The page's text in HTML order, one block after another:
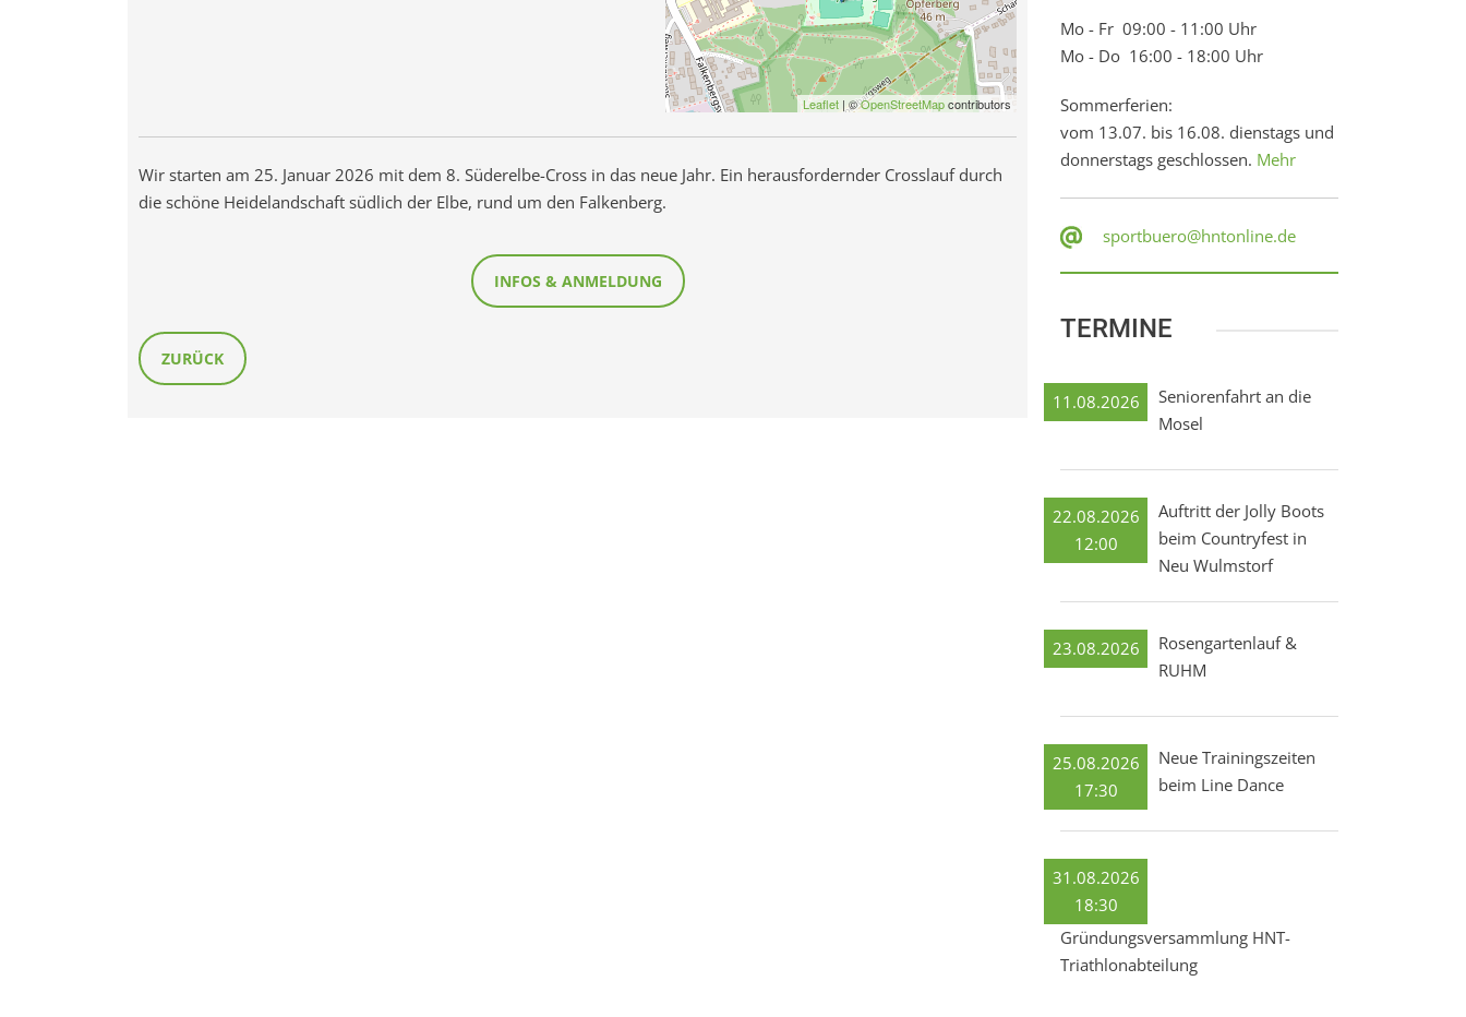
Leaflet | ©OpenStreetMapcontributors
Wir starten am 25. Januar 2026 mit dem 8. Süderelbe-Cross in das neue Jahr. Ein herausfordernder Crosslauf durch
die schöne Heidelandschaft südlich der Elbe, rund um den Falkenberg.
INFOS & ANMELDUNG
ZURÜCK
Mo - Fr 09:00 - 11:00 Uhr
Mo - Do 16:00 - 18:00 Uhr
Sommerferien:
vom 13.07. bis 16.08. dienstags und
donnerstags geschlossen. Mehr
sportbuero@hntonline.de
TERMINE
11.08.2026
Seniorenfahrt an die
Mosel
22.08.2026
12:00
Auftritt der Jolly Boots
beim Countryfest in
Neu Wulmstorf
23.08.2026
Rosengartenlauf &
RUHM
25.08.2026
17:30
Neue Trainingszeiten
beim Line Dance
31.08.2026
18:30
Gründungsversammlung HNT-
Triathlonabteilung